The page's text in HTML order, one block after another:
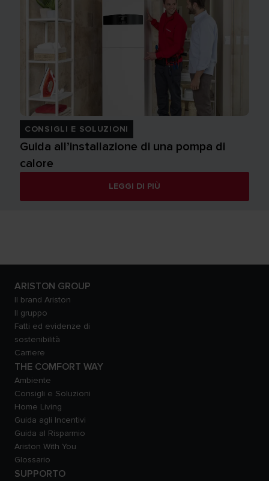
CONSIGLI E SOLUZIONI
Guida all’installazione di una pompa di
calore
LEGGI DI PIÙ
ARISTON GROUP
Il brand Ariston
Il gruppo
Fatti ed evidenze di
sostenibilità
Carriere
THE COMFORT WAY
Ambiente
Consigli e Soluzioni
Home Living
Guida agli Incentivi
Guida al Risparmio
Ariston With You
Glossario
SUPPORTO